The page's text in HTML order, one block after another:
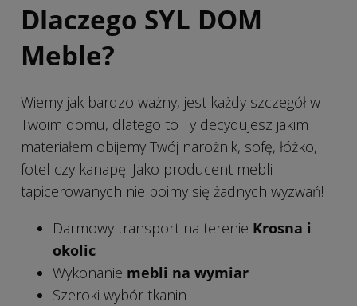
Dlaczego SYL DOM
Meble?
Wiemy jak bardzo ważny, jest każdy szczegół w
Twoim domu, dlatego to Ty decydujesz jakim
materiałem obijemy Twój narożnik, sofę, łóżko,
fotel czy kanapę. Jako producent mebli
tapicerowanych nie boimy się żadnych wyzwań!
Darmowy transport na terenie Krosna i
okolic
Wykonanie mebli na wymiar
Szeroki wybór tkanin